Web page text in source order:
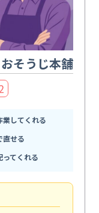
おそうじ本舗
業してくれる
直せる
てくれる